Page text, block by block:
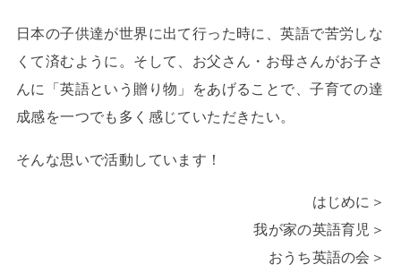
日本の子供達が世界に出て行った時に、英語で苦労しな
くて済むように。そして、お父さん・お母さんがお子さ
んに「英語という贈り物」をあげることで、子育ての達
成感を一つでも多く感じていただきたい。
そんな思いで活動しています！
はじめに＞
我が家の英語育児＞
おうち英語の会＞